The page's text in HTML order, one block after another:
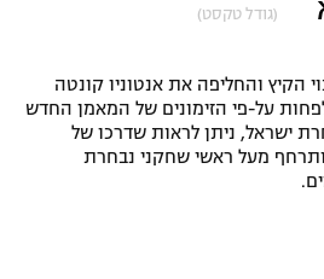
בפרסים
(גודל טקסט)
הקיץ והחליפה את אנטוניו קונטה
על-פי הזימונים של המאמן החדש
ישראל, ניתן לראות שדרכו של
מעל ראשי שחקני נבחרת